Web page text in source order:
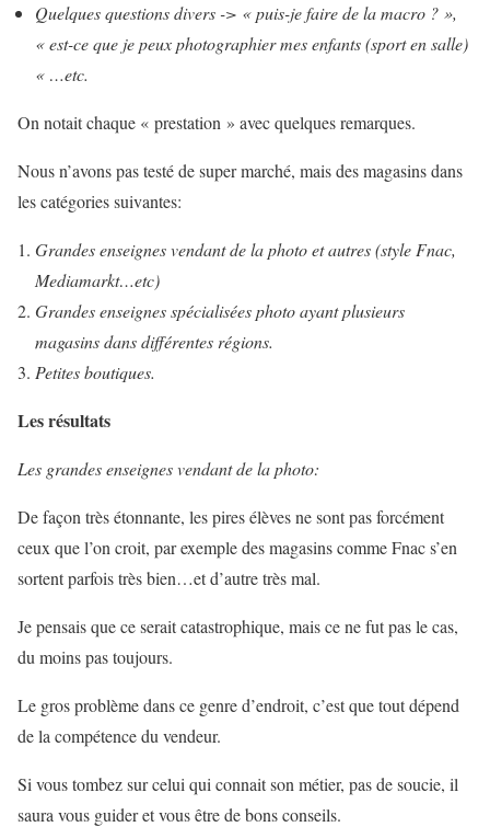
Quelques questions divers -> « puis-je faire de la macro ? »,
« est-ce que je peux photographier mes enfants (sport en salle)
« …etc.
On notait chaque « prestation » avec quelques remarques.
Nous n’avons pas testé de super marché, mais des magasins dans
les catégories suivantes:
Grandes enseignes vendant de la photo et autres (style Fnac,
Mediamarkt…etc)
Grandes enseignes spécialisées photo ayant plusieurs
magasins dans différentes régions.
Petites boutiques.
Les résultats
Les grandes enseignes vendant de la photo:
De façon très étonnante, les pires élèves ne sont pas forcément
ceux que l’on croit, par exemple des magasins comme Fnac s’en
sortent parfois très bien…et d’autre très mal.
Je pensais que ce serait catastrophique, mais ce ne fut pas le cas,
du moins pas toujours.
Le gros problème dans ce genre d’endroit, c’est que tout dépend
de la compétence du vendeur.
Si vous tombez sur celui qui connait son métier, pas de soucie, il
saura vous guider et vous être de bons conseils.